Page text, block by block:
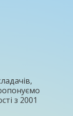
з 2001